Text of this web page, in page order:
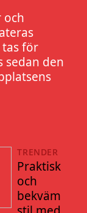
och
för
sedan den
TRENDER
Praktisk
och
bekväm